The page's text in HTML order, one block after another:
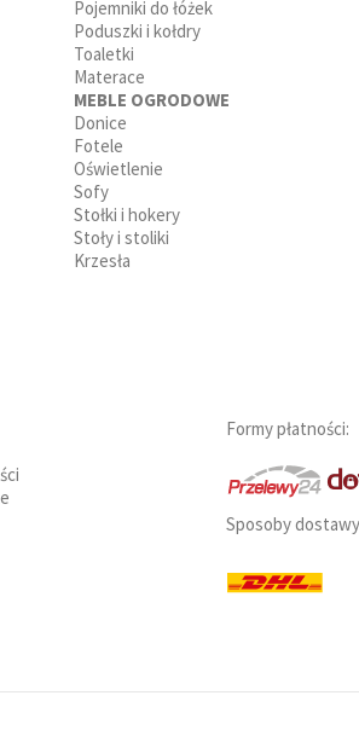
Pojemniki do łóżek
Poduszki i kołdry
Toaletki
Materace
MEBLE OGRODOWE
Donice
Fotele
Oświetlenie
Sofy
Stołki i hokery
Stoły i stoliki
Krzesła
Formy płatności:
Sposoby